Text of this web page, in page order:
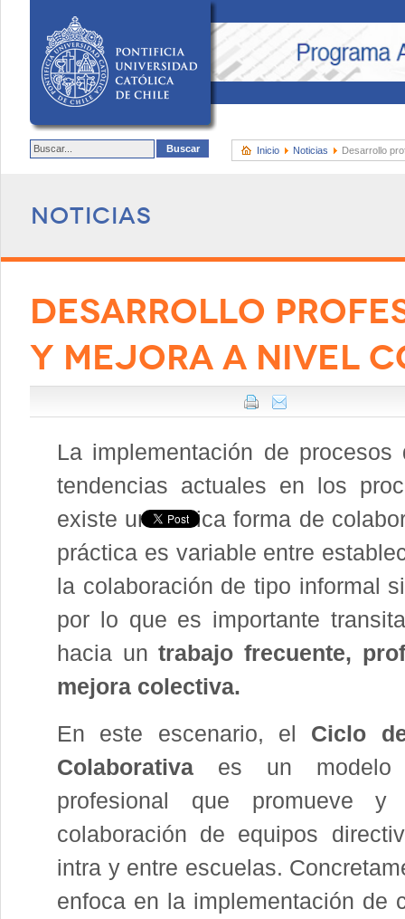
Inicio Noticias Desarrollo
Noticias
DESARROLLO
Y MEJORA A NIVEL
La implementación de
tendencias actuales en los
existe una única forma de
práctica es variable entre
la colaboración de tipo informal
por lo que es importante
hacia untrabajo frecuente,
mejora colectiva.
En este escenario, el Ciclo
Colaborativa es un modelo
profesional que promueve y
colaboración de equipos
intra y entre escuelas.
enfoca en la implementación de